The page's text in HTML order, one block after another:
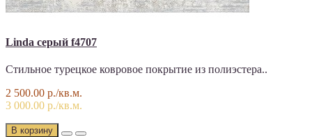
Linda серый f4707
Стильное турецкое ковровое покрытие из полиэстера..
2 500.00 р./кв.м.
3 000.00 р./кв.м.
В корзину